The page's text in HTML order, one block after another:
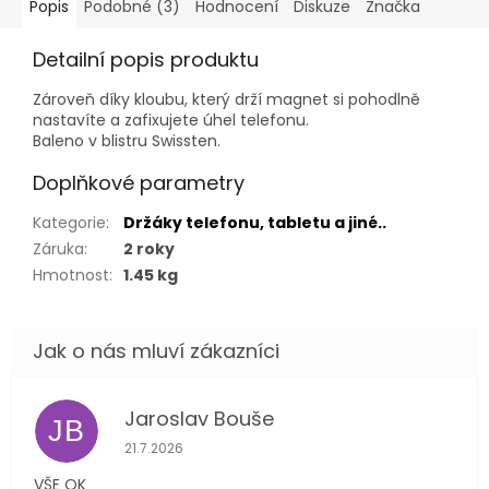
Popis Podobné (3) Hodnocení Diskuze Značka
Detailní popis produktu
Zároveň díky kloubu, který drží magnet si pohodlně
nastavíte a zafixujete úhel telefonu.
Baleno v blistru Swissten.
Doplňkové parametry
Kategorie:
Držáky telefonu, tabletu a jiné..
Záruka:
2 roky
Hmotnost: 1.45 kg
JB Jaroslav Bouše
Hodnocení obchodu je 5 z 5 hvězdiček.
21.7.2026
VŠE OK